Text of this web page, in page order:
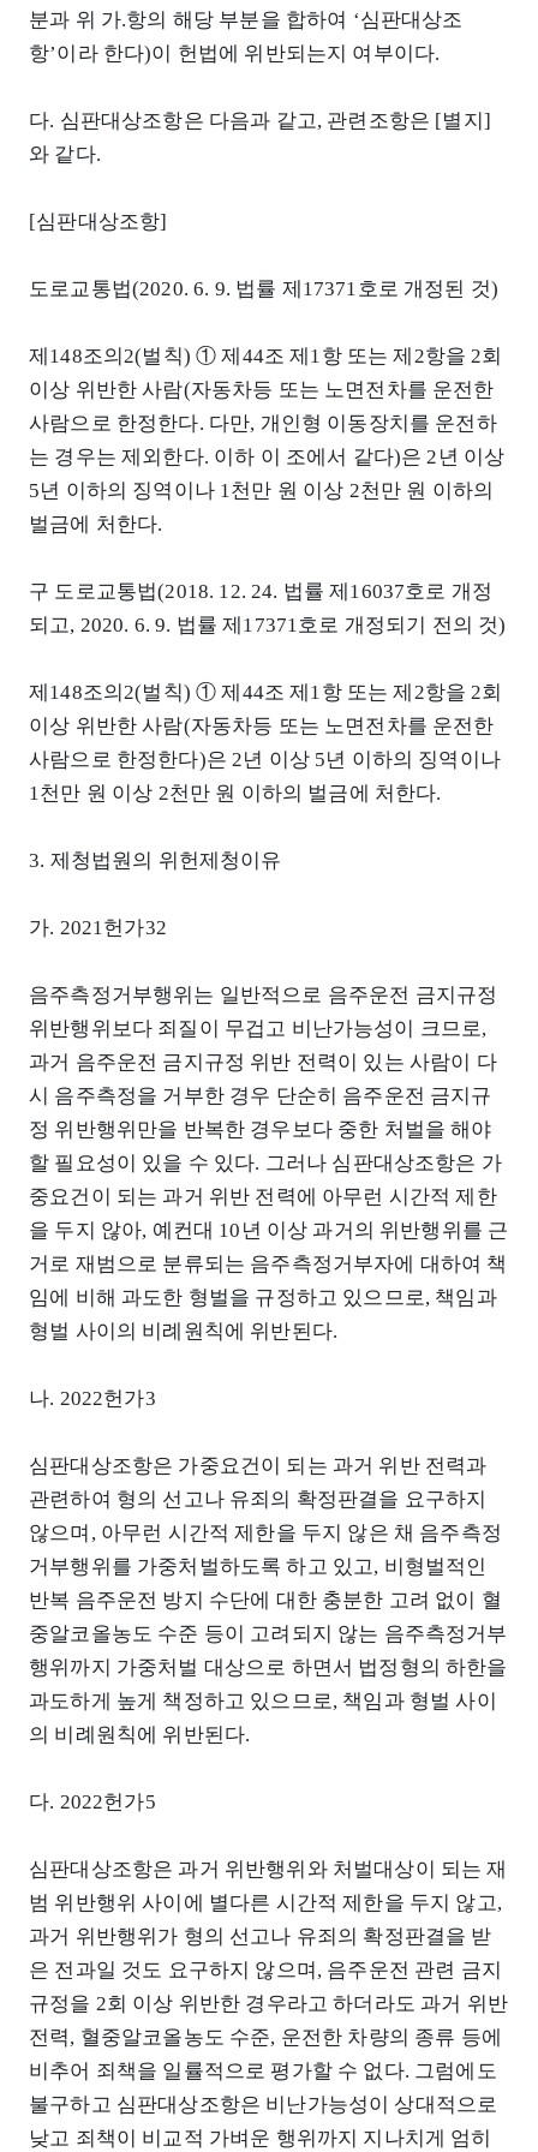
분과 위 가.항의 해당 부분을 합하여 ‘심판대상조
항’이라 한다)이 헌법에 위반되는지 여부이다.
다. 심판대상조항은 다음과 같고, 관련조항은 [별지]
와 같다.
[심판대상조항]
도로교통법(2020. 6. 9. 법률 제17371호로 개정된 것)
제148조의2(벌칙) ① 제44조 제1항 또는 제2항을 2회
이상 위반한 사람(자동차등 또는 노면전차를 운전한
사람으로 한정한다. 다만, 개인형 이동장치를 운전하
는 경우는 제외한다. 이하 이 조에서 같다)은 2년 이상
5년 이하의 징역이나 1천만 원 이상 2천만 원 이하의
벌금에 처한다.
구 도로교통법(2018. 12. 24. 법률 제16037호로 개정
되고, 2020. 6. 9. 법률 제17371호로 개정되기 전의 것)
제148조의2(벌칙) ① 제44조 제1항 또는 제2항을 2회
이상 위반한 사람(자동차등 또는 노면전차를 운전한
사람으로 한정한다)은 2년 이상 5년 이하의 징역이나
1천만 원 이상 2천만 원 이하의 벌금에 처한다.
3. 제청법원의 위헌제청이유
가. 2021헌가32
음주측정거부행위는 일반적으로 음주운전 금지규정
위반행위보다 죄질이 무겁고 비난가능성이 크므로,
과거 음주운전 금지규정 위반 전력이 있는 사람이 다
시 음주측정을 거부한 경우 단순히 음주운전 금지규
정 위반행위만을 반복한 경우보다 중한 처벌을 해야
할 필요성이 있을 수 있다. 그러나 심판대상조항은 가
중요건이 되는 과거 위반 전력에 아무런 시간적 제한
을 두지 않아, 예컨대 10년 이상 과거의 위반행위를 근
거로 재범으로 분류되는 음주측정거부자에 대하여 책
임에 비해 과도한 형벌을 규정하고 있으므로, 책임과
형벌 사이의 비례원칙에 위반된다.
나. 2022헌가3
심판대상조항은 가중요건이 되는 과거 위반 전력과
관련하여 형의 선고나 유죄의 확정판결을 요구하지
않으며, 아무런 시간적 제한을 두지 않은 채 음주측정
거부행위를 가중처벌하도록 하고 있고, 비형벌적인
반복 음주운전 방지 수단에 대한 충분한 고려 없이 혈
중알코올농도 수준 등이 고려되지 않는 음주측정거부
행위까지 가중처벌 대상으로 하면서 법정형의 하한을
과도하게 높게 책정하고 있으므로, 책임과 형벌 사이
의 비례원칙에 위반된다.
다. 2022헌가5
심판대상조항은 과거 위반행위와 처벌대상이 되는 재
범 위반행위 사이에 별다른 시간적 제한을 두지 않고,
과거 위반행위가 형의 선고나 유죄의 확정판결을 받
은 전과일 것도 요구하지 않으며, 음주운전 관련 금지
규정을 2회 이상 위반한 경우라고 하더라도 과거 위반
전력, 혈중알코올농도 수준, 운전한 차량의 종류 등에
비추어 죄책을 일률적으로 평가할 수 없다. 그럼에도
불구하고 심판대상조항은 비난가능성이 상대적으로
낮고 죄책이 비교적 가벼운 행위까지 지나치게 엄히